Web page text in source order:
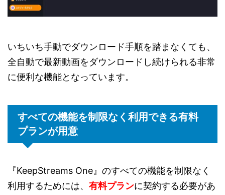
いちいち手動でダウンロード手順を踏まなくても、
全自動で最新動画をダウンロードし続けられる非常
に便利な機能となっています。
すべての機能を制限なく利用できる有料
プランが用意
『KeepStreams One』のすべての機能を制限なく
利用するためには、 有料プランに契約する必要があ